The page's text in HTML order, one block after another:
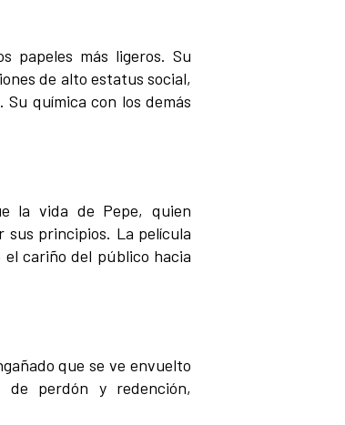
papeles más ligeros. Su
de alto estatus social,
química con los demás
la vida de Pepe, quien
principios. La película
cariño del público hacia
que se ve envuelto
perdón y redención,